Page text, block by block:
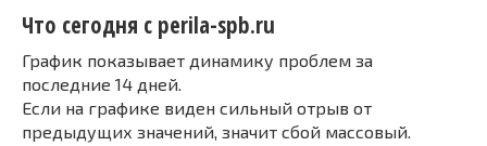
Что сегодня с perila-spb.ru
График показывает динамику проблем за
последние 14 дней.
Если на графике виден сильный отрыв от
предыдущих значений, значит сбой массовый.